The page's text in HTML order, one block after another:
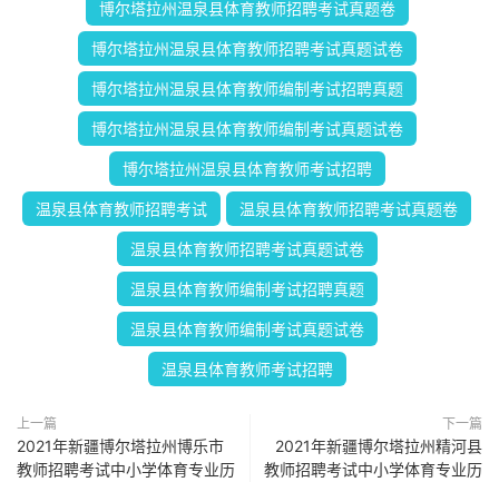
博尔塔拉州温泉县体育教师招聘考试真题卷
博尔塔拉州温泉县体育教师招聘考试真题试卷
博尔塔拉州温泉县体育教师编制考试招聘真题
博尔塔拉州温泉县体育教师编制考试真题试卷
博尔塔拉州温泉县体育教师考试招聘
温泉县体育教师招聘考试 温泉县体育教师招聘考试真题卷
温泉县体育教师招聘考试真题试卷
温泉县体育教师编制考试招聘真题
温泉县体育教师编制考试真题试卷
温泉县体育教师考试招聘
上一篇
2021年新疆博尔塔拉州博乐市
教师招聘考试中小学体育专业历
下一篇
2021年新疆博尔塔拉州精河县
教师招聘考试中小学体育专业历